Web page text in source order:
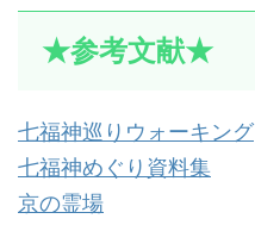
★参考文献★
七福神巡りウォーキング
七福神めぐり資料集
京の霊場